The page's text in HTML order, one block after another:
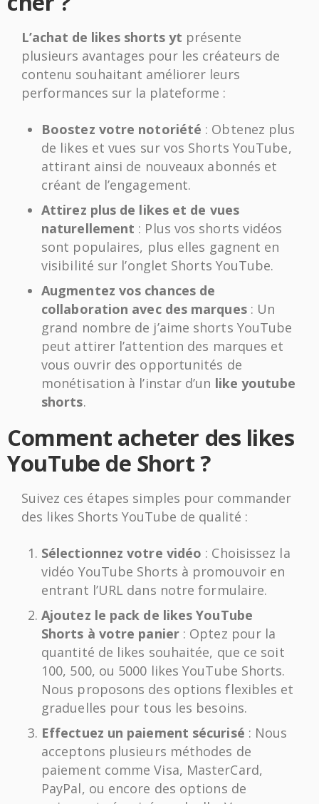
L’achat de likes shorts yt présente
plusieurs avantages pour les créateurs de
contenu souhaitant améliorer leurs
performances sur la plateforme :
Boostez votre notoriété : Obtenez plus
de likes et vues sur vos Shorts YouTube,
attirant ainsi de nouveaux abonnés et
créant de l’engagement.
Attirez plus de likes et de vues
naturellement : Plus vos shorts vidéos
sont populaires, plus elles gagnent en
visibilité sur l’onglet Shorts YouTube.
Augmentez vos chances de
collaboration avec des marques : Un
grand nombre de j’aime shorts YouTube
peut attirer l’attention des marques et
vous ouvrir des opportunités de
monétisation à l’instar d’un like youtube
shorts.
Comment acheter des likes
YouTube de Short ?
Suivez ces étapes simples pour commander
des likes Shorts YouTube de qualité :
Sélectionnez votre vidéo : Choisissez la
vidéo YouTube Shorts à promouvoir en
entrant l’URL dans notre formulaire.
Ajoutez le pack de likes YouTube
Shorts à votre panier: Optez pour la
quantité de likes souhaitée, que ce soit
100, 500, ou 5000 likes YouTube Shorts.
Nous proposons des options flexibles et
graduelles pour tous les besoins.
Effectuez un paiement sécurisé : Nous
acceptons plusieurs méthodes de
paiement comme Visa, MasterCard,
PayPal, ou encore des options de